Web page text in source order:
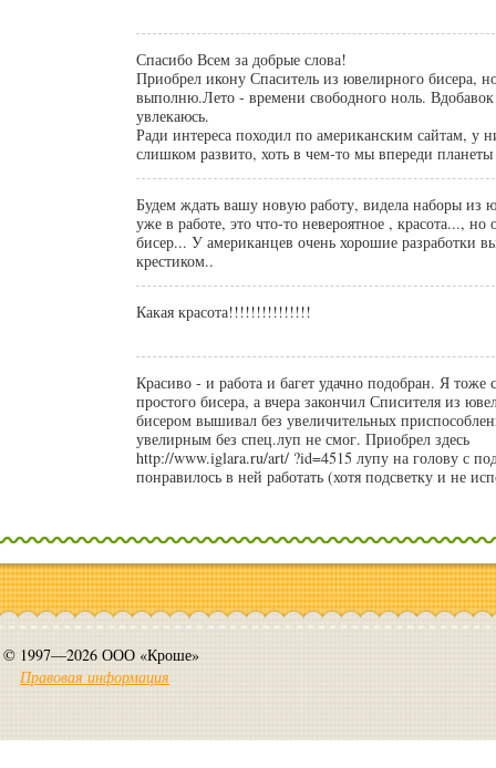
Спасибо Всем за добрые слова!
Приобрел икону Спаситель из ювелирного бисера,
выполню.Лето - времени свободного ноль. Вдобавок
увлекаюсь.
Ради интереса походил по американским сайтам, у
слишком развито, хоть в чем-то мы впереди планеты
Будем ждать вашу новую работу, видела наборы из
уже в работе, это что-то невероятное , красота...,
бисер... У американцев очень хорошие разработки
крестиком..
Какая красота!!!!!!!!!!!!!!!
Красиво - и работа и багет удачно подобран. Я тоже
простого бисера, а вчера закончил Списителя из
бисером вышивал без увеличительных
увелирным без спец.луп не смог. Приобрел здесь
http://www.iglara.ru/art/ ?id=4515 лупу на голову с
понравилось в ней работать (хотя подсветку и не
© 1997—2026 ООО «Кроше»
Правовая информация